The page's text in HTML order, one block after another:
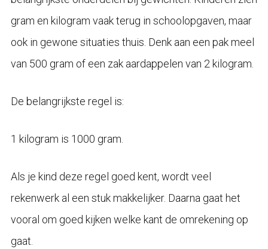
gram en kilogram vaak terug in schoolopgaven, maar
ook in gewone situaties thuis. Denk aan een pak meel
van 500 gram of een zak aardappelen van 2 kilogram.
De belangrijkste regel is:
1 kilogram is 1000 gram.
Als je kind deze regel goed kent, wordt veel
rekenwerk al een stuk makkelijker. Daarna gaat het
vooral om goed kijken welke kant de omrekening op
gaat.